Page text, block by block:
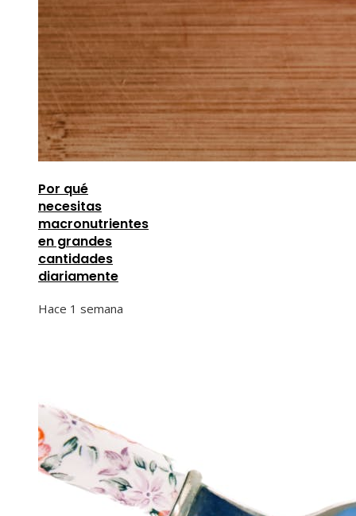
Por qué
necesitas
macronutrientes
en grandes
cantidades
diariamente
Hace 1 semana